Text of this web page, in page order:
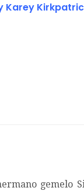
Karey
gemelo